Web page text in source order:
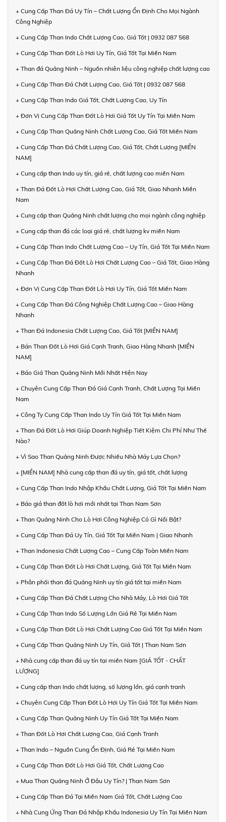
+ Cung Cấp Than Đá Uy Tín – Chất Lượng Ổn Định Cho Mọi Ngành
Công Nghiệp
+ Cung Cấp Than Indo Chất Lượng Cao, Giá Tốt | 0932 087 568
+ Cung Cấp Than Đốt Lò Hơi Uy Tín, Giá Tốt Tại Miền Nam
+ Than đá Quảng Ninh – Nguồn nhiên liệu công nghiệp chất lượng cao
+ Cung Cấp Than Đá Chất Lượng Cao, Giá Tốt | 0932 087 568
+ Cung Cấp Than Indo Giá Tốt, Chất Lượng Cao, Uy Tín
+ Đơn Vị Cung Cấp Than Đốt Lò Hơi Giá Tốt Uy Tín Tại Miền Nam
+ Cung Cấp Than Quảng Ninh Chất Lượng Cao, Giá Tốt Miền Nam
+ Cung Cấp Than Đá Chất Lượng Cao, Giá Tốt, Chất Lượng [MIỀN
NAM]
+ Cung cấp than Indo uy tín, giá rẻ, chất lượng cao miền Nam
+ Than Đá Đốt Lò Hơi Chất Lượng Cao, Giá Tốt, Giao Nhanh Miền
Nam
+ Cung cấp than Quảng Ninh chất lượng cho mọi ngành công nghiệp
+ Cung cấp than đá các loại giá rẻ, chất lượng kv miền Nam
+ Cung Cấp Than Indo Chất Lượng Cao – Uy Tín, Giá Tốt Tại Miền Nam
+ Cung Cấp Than Đá Đốt Lò Hơi Chất Lượng Cao – Giá Tốt, Giao Hàng
Nhanh
+ Đơn Vị Cung Cấp Than Đốt Lò Hơi Uy Tín, Giá Tốt Miền Nam
+ Cung Cấp Than Đá Công Nghiệp Chất Lượng Cao – Giao Hàng
Nhanh
+ Than Đá Indonesia Chất Lượng Cao, Giá Tốt [MIỀN NAM]
+ Bán Than Đốt Lò Hơi Giá Cạnh Tranh, Giao Hàng Nhanh [MIỀN
NAM]
+ Báo Giá Than Quảng Ninh Mới Nhất Hiện Nay
+ Chuyên Cung Cấp Than Đá Giá Cạnh Tranh, Chất Lượng Tại Miền
Nam
+ Công Ty Cung Cấp Than Indo Uy Tín Giá Tốt Tại Miền Nam
+ Than Đá Đốt Lò Hơi Giúp Doanh Nghiệp Tiết Kiệm Chi Phí Như Thế
Nào?
+ Vì Sao Than Quảng Ninh Được Nhiều Nhà Máy Lựa Chọn?
+ [MIỀN NAM] Nhà cung cấp than đá uy tín, giá tốt, chất lượng
+ Cung Cấp Than Indo Nhập Khẩu Chất Lượng, Giá Tốt Tại Miền Nam
+ Báo giá than đốt lò hơi mới nhất tại Than Nam Sơn
+ Than Quảng Ninh Cho Lò Hơi Công Nghiệp Có Gì Nổi Bật?
+ Cung Cấp Than Đá Uy Tín, Giá Tốt Tại Miền Nam | Giao Nhanh
+ Than Indonesia Chất Lượng Cao – Cung Cấp Toàn Miền Nam
+ Cung Cấp Than Đốt Lò Hơi Chất Lượng, Giá Tốt Tại Miền Nam
+ Phân phối than đá Quảng Ninh uy tín giá tốt tại miền Nam
+ Cung Cấp Than Đá Chất Lượng Cho Nhà Máy, Lò Hơi Giá Tốt
+ Cung Cấp Than Indo Số Lượng Lớn Giá Rẻ Tại Miền Nam
+ Cung Cấp Than Đốt Lò Hơi Chất Lượng Cao Giá Tốt Tại Miền Nam
+ Cung Cấp Than Quảng Ninh Uy Tín, Giá Tốt | Than Nam Sơn
+ Nhà cung cấp than đá uy tín tại miền Nam [GIÁ TỐT - CHẤT
LƯỢNG]
+ Cung cấp than Indo chất lượng, số lượng lớn, giá cạnh tranh
+ Chuyên Cung Cấp Than Đốt Lò Hơi Uy Tín Giá Tốt Tại Miền Nam
+ Cung Cấp Than Quảng Ninh Uy Tín Giá Tốt Tại Miền Nam
+ Than Đốt Lò Hơi Chất Lượng Cao, Giá Cạnh Tranh
+ Than Indo – Nguồn Cung Ổn Định, Giá Rẻ Tại Miền Nam
+ Cung Cấp Than Đốt Lò Hơi Giá Tốt, Chất Lượng Cao
+ Mua Than Quảng Ninh Ở Đâu Uy Tín? | Than Nam Sơn
+ Cung Cấp Than Đá Tại Miền Nam Giá Tốt, Chất Lượng Cao
+ Nhà Cung Ứng Than Đá Nhập Khẩu Indonesia Uy Tín Tại Miền Nam